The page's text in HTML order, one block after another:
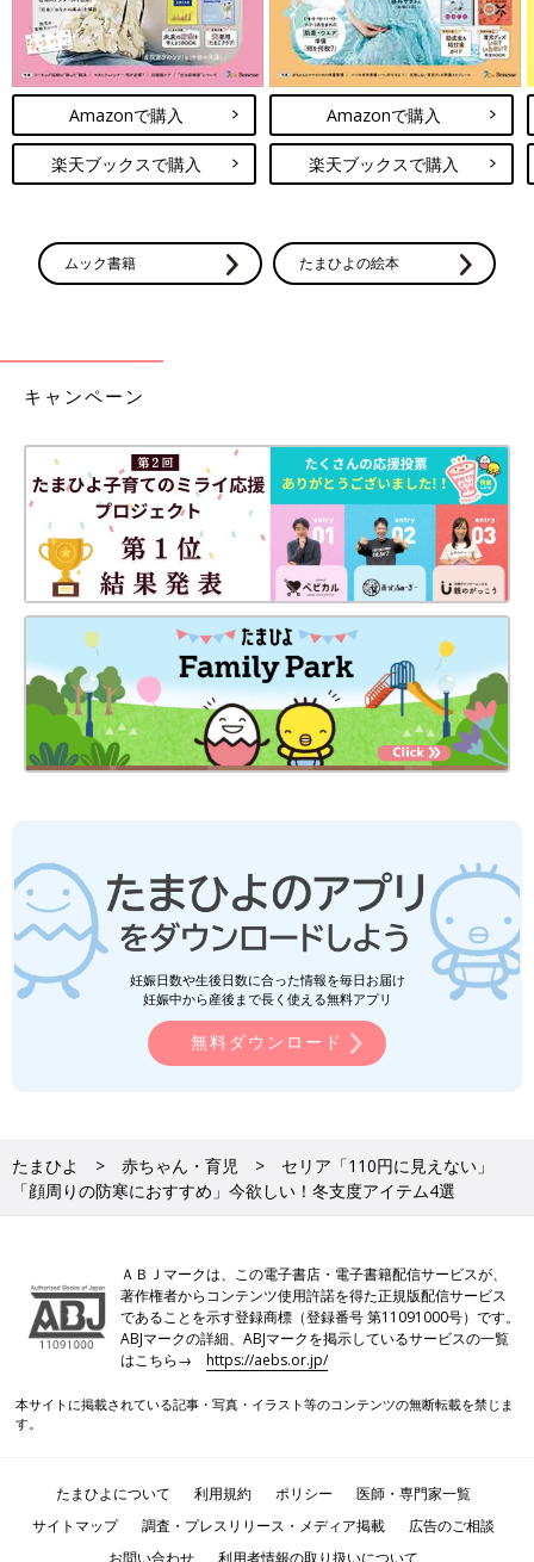
Amazonで購入
楽天ブックスで購入
Amazonで購入
楽天ブックスで購入
ムック書籍 たまひよの絵本
キャンペーン
妊娠日数や生後日数に合った情報を毎日お届け
妊娠中から産後まで長く使える無料アプリ
無料ダウンロード
たまひよ 赤ちゃん・育児
セリア「110円に見えない」
「顔周りの防寒におすすめ」今欲しい！冬支度アイテム4選
ＡＢＪマークは、この電子書店・電子書籍配信サービスが、
著作権者からコンテンツ使用許諾を得た正規版配信サービス
であることを示す登録商標（登録番号 第11091000号）です。
ABJマークの詳細、ABJマークを掲示しているサービスの一覧
はこちら→https://aebs.or.jp/
本サイトに掲載されている記事・写真・イラスト等のコンテンツの無断転載を禁じま
す。
たまひよについて 利用規約 ポリシー
医師・専門家一覧
サイトマップ
調査・プレスリリース・メディア掲載
広告のご相談
お問い合わせ
利用者情報の取り扱いについて